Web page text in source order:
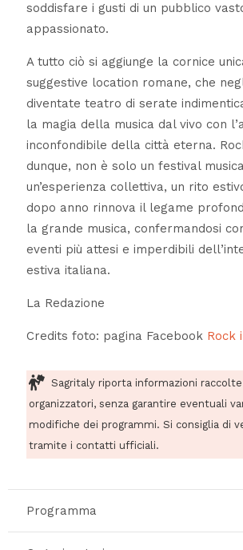
soddisfare i gusti di un pubblico
appassionato.
A tutto ciò si aggiunge la cornice
suggestive location romane, che
diventate teatro di serate
la magia della musica dal vivo con
inconfondibile della città eterna.
dunque, non è solo un festival
un’esperienza collettiva, un rito
dopo anno rinnova il legame
la grande musica, confermandosi
eventi più attesi e imperdibili
estiva italiana.
La Redazione
Credits foto: pagina Facebook Rock
Sagritaly riporta informazioni
organizzatori, senza garantire eventuali
modifiche dei programmi. Si consiglia di
tramite i contatti ufficiali.
Programma